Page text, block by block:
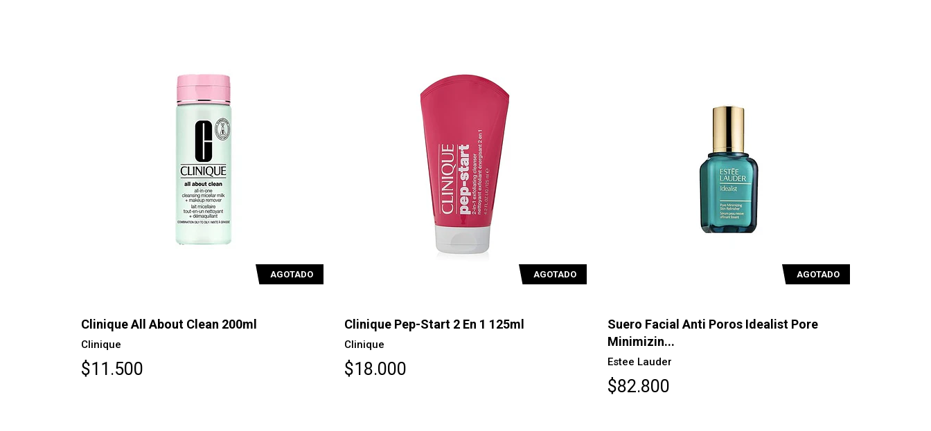
AGOTADO
Clinique All About Clean 200ml
Clinique
$11.500
AGOTADO
Clinique Pep-Start 2 En 1 125ml
Clinique
$18.000
AGOTADO
Suero Facial Anti Poros Idealist Pore
Minimizin...
Estee Lauder
$82.800